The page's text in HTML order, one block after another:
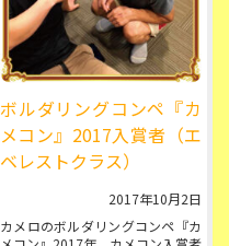
ボルダリングコンペ『カ
メコン』2017入賞者（エ
ベレストクラス）
2017年10月2日
カメロのボルダリングコンペ『カ